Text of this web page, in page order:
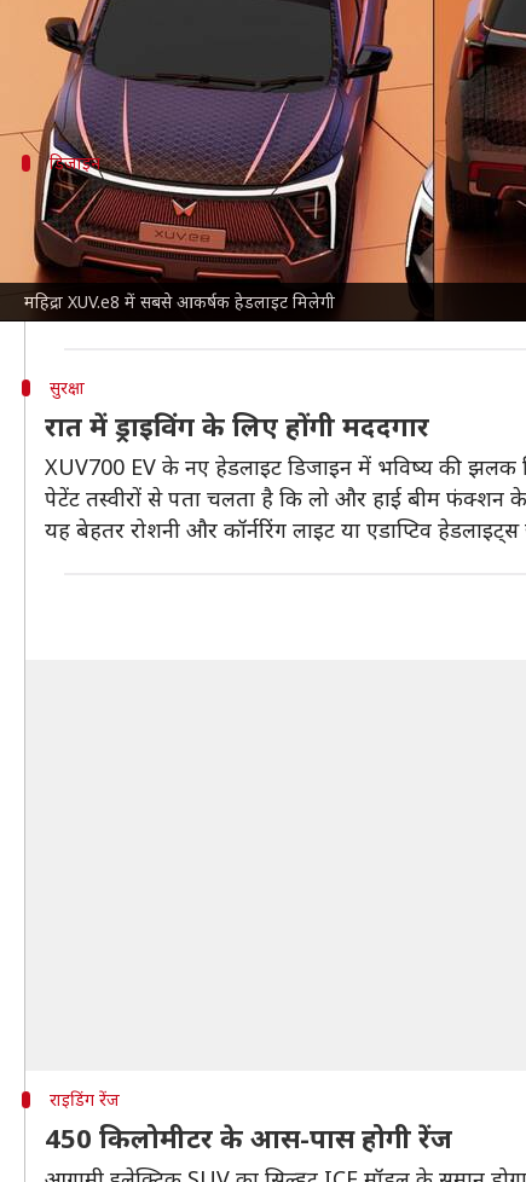
महिद्रा XUV.e8 में सबसे आकर्षक हेडलाइट मिलेगी
महिंद्रा एंड महिंद्रा
अपने आगामी मॉडल्स के डिजाइन में
अब कार निर्माता ने एक नया हेडलाइट डिजाइन पेटेंट
डिजाइन
ऐसा होगा हेडलैंप का डिजाइन
महिंद्रा XUV700 पर आधारित इलेक्ट्रिक SUV के
नए पेटेंट किए गए हेडलैंप में दोहरी C-आकार की हाउसिंग
हेडलैंप हाउसिंग के आउटर बॉर्डर का रंग बॉडी पेंट के समान
सुरक्षा
रात में ड्राइविंग के लिए होंगी मददगार
XUV700 EV के नए हेडलाइट डिजाइन में भविष्य की झलक
पेटेंट तस्वीरों से पता चलता है कि लो और हाई बीम फंक्शन के
यह बेहतर रोशनी और कॉर्नरिंग लाइट या एडाप्टिव
राइडिंग रेंज
450 किलोमीटर के आस-पास होगी रेंज